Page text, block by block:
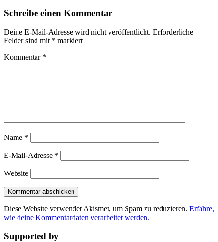
Schreibe einen Kommentar
Deine E-Mail-Adresse wird nicht veröffentlicht. Erforderliche
Felder sind mit * markiert
Kommentar *
Name *
E-Mail-Adresse *
Website
Diese Website verwendet Akismet, um Spam zu reduzieren. Erfahre,
wie deine Kommentardaten verarbeitet werden.
Supported by